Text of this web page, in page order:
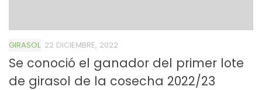
GIRASOL 22 DICIEMBRE, 2022
Se conoció el ganador del primer lote
de girasol de la cosecha 2022/23